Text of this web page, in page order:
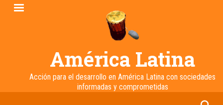
Pasar
América Latina
Acción para el desarrollo en América Latina con sociedades
informadas y comprometidas